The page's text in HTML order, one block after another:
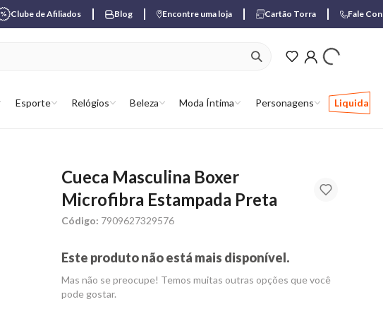
Clube de Afiliados Blog Encontre uma loja Cartão Torra Fale
Esporte Relógios Beleza Moda Íntima Personagens Liquida
ver produtos
Cueca Masculina Boxer
Microfibra Estampada Preta
Código: 7909627329576
Este produto não está mais disponível.
Mas não se preocupe! Temos muitas outras opções que você
pode gostar.